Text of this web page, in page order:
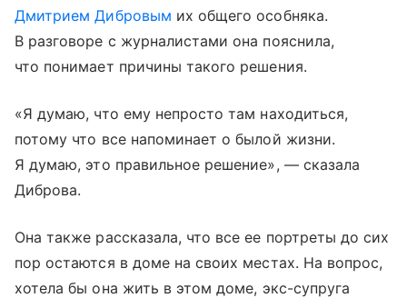
Дмитрием Дибровым их общего особняка.
В разговоре с журналистами она пояснила,
что понимает причины такого решения.
«Я думаю, что ему непросто там находиться,
потому что все напоминает о былой жизни.
Я думаю, это правильное решение», — сказала
Диброва.
Она также рассказала, что все ее портреты до сих
пор остаются в доме на своих местах. На вопрос,
хотела бы она жить в этом доме, экс-супруга